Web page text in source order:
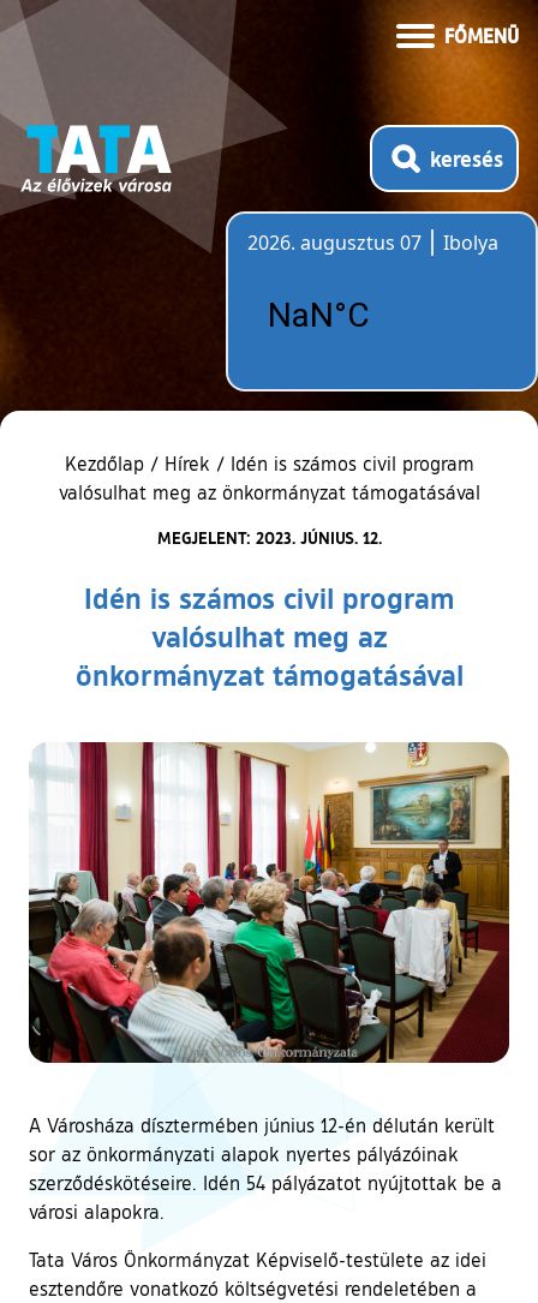
FŐMENÜ
keresés
2026. augusztus 07
Ibolya
Kezdőlap / Hírek / Idén is számos civil program
valósulhat meg az önkormányzat támogatásával
MEGJELENT: 2023. JÚNIUS. 12.
Idén is számos civil program
valósulhat meg az
önkormányzat támogatásával
A Városháza dísztermében június 12-én délután került
sor az önkormányzati alapok nyertes pályázóinak
szerződéskötéseire. Idén 54 pályázatot nyújtottak be a
városi alapokra.
Tata Város Önkormányzat Képviselő-testülete az idei
esztendőre vonatkozó költségvetési rendeletében a